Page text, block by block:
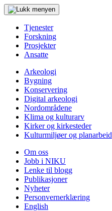
Tjenester
Forskning
Prosjekter
Ansatte
Arkeologi
Bygning
Konservering
Digital arkeologi
Nordområdene
Klima og kulturarv
Kirker og kirkesteder
Kulturmiljøer og planarbeid
Om oss
Jobb i NIKU
Lenke til blogg
Publikasjoner
Nyheter
Personvernerklæring
English